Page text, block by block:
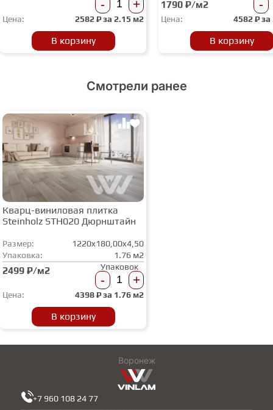
- +
Цена: 2582₽ за 2.15 м2
В корзину
1790 ₽/м2 -
Цена: 4582₽ за
В корзину
Смотрели ранее
Кварц-виниловая плитка
Steinholz STH020 Дюрнштайн
Размер:
1220x180,00x4,50
Упаковка:
1.76 м2
2499 ₽/м2 Упаковок
- +
Цена: 4398₽ за 1.76 м2
В корзину
Воронеж
+7 960 108 24 77